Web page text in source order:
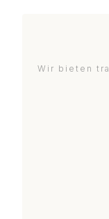
Wir bieten